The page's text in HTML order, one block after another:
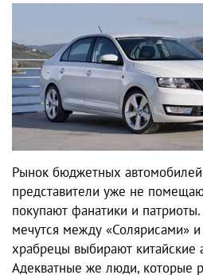
Рынок бюджетных
представители уже не
покупают фанатики и
мечутся между «Солярисами»
храбрецы выбирают китайские
Адекватные же люди, которые